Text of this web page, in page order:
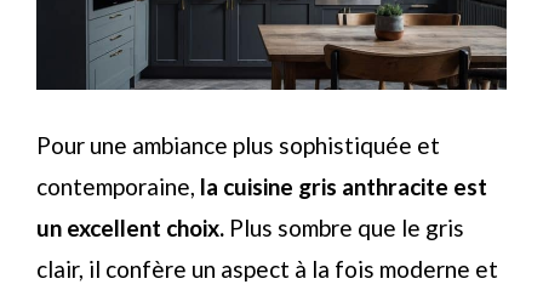
Pour une ambiance plus sophistiquée et
contemporaine, la cuisine gris anthracite est
un excellent choix. Plus sombre que le gris
clair, il confère un aspect à la fois moderne et